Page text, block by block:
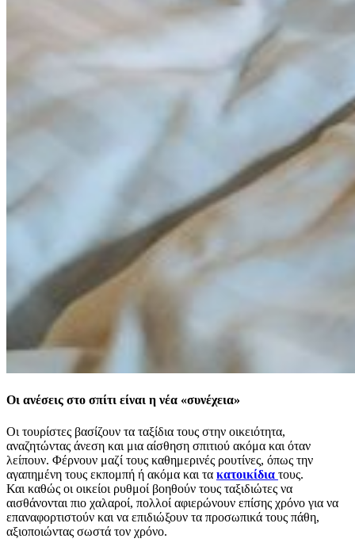
Οι ανέσεις στο σπίτι είναι η νέα «συνέχεια»
Οι τουρίστες βασίζουν τα ταξίδια τους στην οικειότητα,
αναζητώντας άνεση και μια αίσθηση σπιτιού ακόμα και όταν
λείπουν. Φέρνουν μαζί τους καθημερινές ρουτίνες, όπως την
αγαπημένη τους εκπομπή ή ακόμα και τα κατοικίδια τους.
Και καθώς οι οικείοι ρυθμοί βοηθούν τους ταξιδιώτες να
αισθάνονται πιο χαλαροί, πολλοί αφιερώνουν επίσης χρόνο για να
επαναφορτιστούν και να επιδιώξουν τα προσωπικά τους πάθη,
αξιοποιώντας σωστά τον χρόνο.